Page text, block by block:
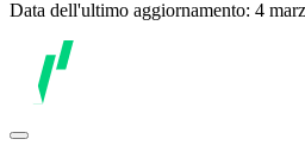
Data dell'ultimo aggiornamento: 4